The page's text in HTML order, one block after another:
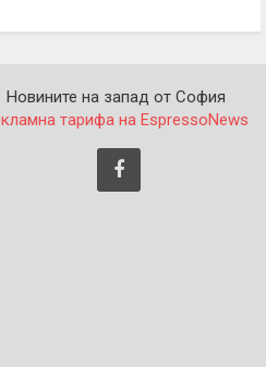
Новините на запад от София
тарифа на EspressoNews